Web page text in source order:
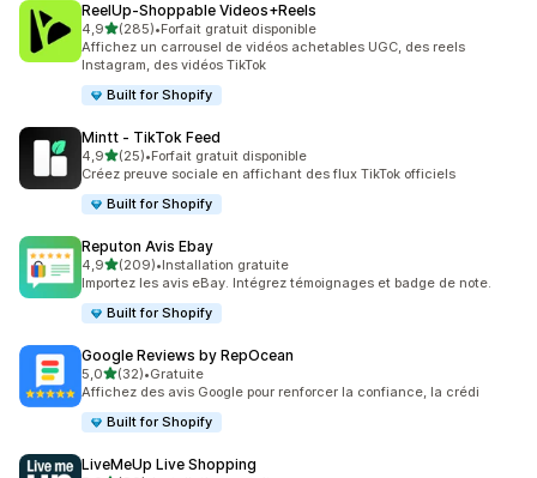
ReelUp‑Shoppable Videos+Reels
4,9étoile(s) sur 5
(285)
285 avis au total
•Forfait gratuit disponible
Affichez un carrousel de vidéos achetables UGC, des reels
Instagram, des vidéos TikTok
Built for Shopify
Mintt ‑ TikTok Feed
4,9étoile(s) sur 5
(25)
25 avis au total
•Forfait gratuit disponible
Créez preuve sociale en affichant des flux TikTok officiels
Built for Shopify
Reputon Avis Ebay
4,9étoile(s) sur 5
(209)
209 avis au total
•Installation gratuite
Importez les avis eBay. Intégrez témoignages et badge de note.
Built for Shopify
Google Reviews by RepOcean
5,0étoile(s) sur 5
(32)
32 avis au total
•Gratuite
Affichez des avis Google pour renforcer la confiance, la crédi
Built for Shopify
LiveMeUp Live Shopping